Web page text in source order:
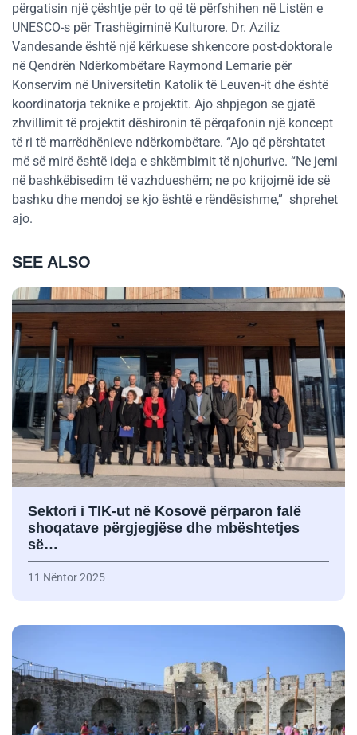
përgatisin një çështje për to që të përfshihen në Listën e
UNESCO-s për Trashëgiminë Kulturore. Dr. Aziliz
Vandesande është një kërkuese shkencore post-doktorale
në Qendrën Ndërkombëtare Raymond Lemarie për
Konservim në Universitetin Katolik të Leuven-it dhe është
koordinatorja teknike e projektit. Ajo shpjegon se gjatë
zhvillimit të projektit dëshironin të përqafonin një koncept
të ri të marrëdhënieve ndërkombëtare. “Ajo që përshtatet
më së mirë është ideja e shkëmbimit të njohurive. “Ne jemi
në bashkëbisedim të vazhdueshëm; ne po krijojmë ide së
bashku dhe mendoj se kjo është e rëndësishme,” shprehet
ajo.
SEE ALSO
Sektori i TIK-ut në Kosovë përparon falë
shoqatave përgjegjëse dhe mbështetjes
së…
11 Nëntor 2025